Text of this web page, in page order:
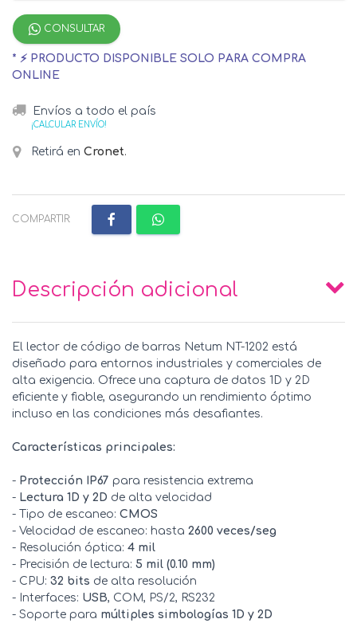
CONSULTAR
* ⚡ PRODUCTO DISPONIBLE SOLO PARA COMPRA
ONLINE
Envíos a todo el país
¡CALCULAR ENVÍO!
Retirá en Cronet.
COMPARTIR:
Descripción adicional
El lector de código de barras Netum NT-1202 está
diseñado para entornos industriales y comerciales de
alta exigencia. Ofrece una captura de datos 1D y 2D
eficiente y fiable, asegurando un rendimiento óptimo
incluso en las condiciones más desafiantes.
Características principales:
- Protección IP67 para resistencia extrema
- Lectura 1D y 2D de alta velocidad
- Tipo de escaneo: CMOS
- Velocidad de escaneo: hasta 2600 veces/seg
- Resolución óptica: 4 mil
- Precisión de lectura: 5 mil (0.10 mm)
- CPU: 32 bits de alta resolución
- Interfaces: USB, COM, PS/2, RS232
- Soporte para múltiples simbologías 1D y 2D